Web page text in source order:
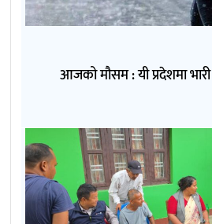
आजको मौसम : यी प्रदेशमा भारी